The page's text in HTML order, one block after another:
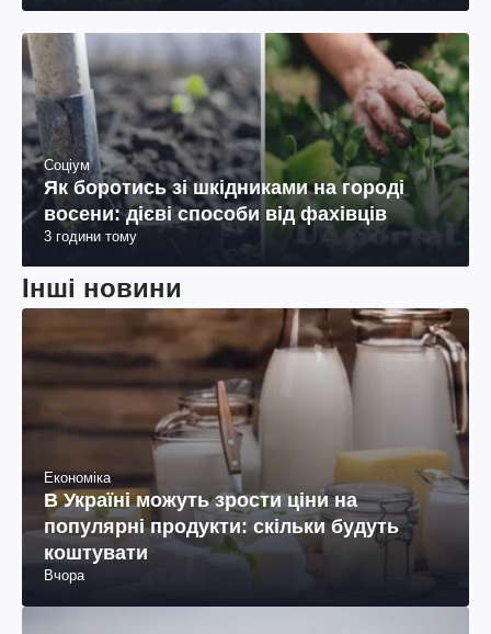
Соціум
Як боротись зі шкідниками на городі
восени: дієві способи від фахівців
3 години тому
Інші новини
Економіка
В Україні можуть зрости ціни на
популярні продукти: скільки будуть
коштувати
Вчора